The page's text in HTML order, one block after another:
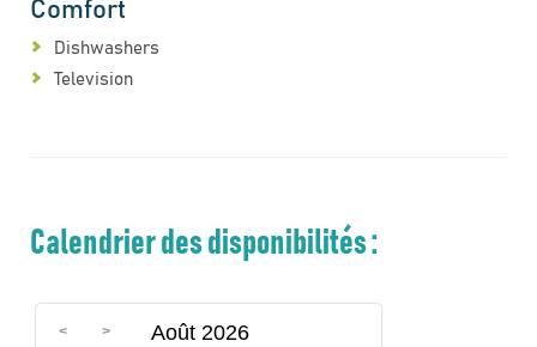
Comfort
Dishwashers
Television
Calendrier des disponibilités :
Août 2026